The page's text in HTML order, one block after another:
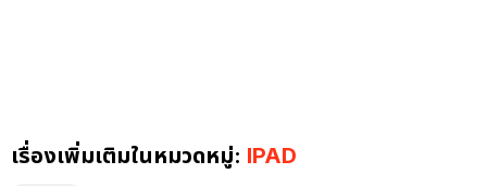
เรื่องเพิ่มเติมในหมวดหมู่: IPAD